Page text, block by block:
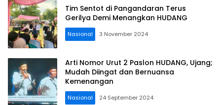
Tim Sentot di Pangandaran Terus
Gerilya Demi Menangkan HUDANG
Nasional 3 November 2024
Arti Nomor Urut 2 Paslon HUDANG, Ujang;
Mudah Diingat dan Bernuansa
Kemenangan
Nasional 24 September 2024